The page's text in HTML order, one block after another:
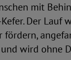
mit
Der
wird ohne